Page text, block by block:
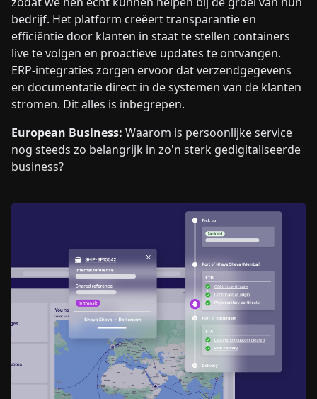
bedrijf. Het platform creëert transparantie en
efficiëntie door klanten in staat te stellen containers
live te volgen en proactieve updates te ontvangen.
ERP-integraties zorgen ervoor dat verzendgegevens
en documentatie direct in de systemen van de klanten
stromen. Dit alles is inbegrepen.
European Business: Waarom is persoonlijke service
nog steeds zo belangrijk in zo'n sterk gedigitaliseerde
business?